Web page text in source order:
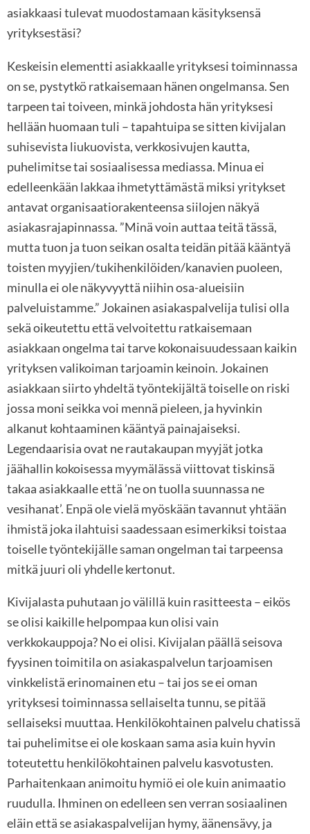
asiakkaasi tulevat muodostamaan käsityksensä
yrityksestäsi?
Keskeisin elementti asiakkaalle yrityksesi toiminnassa
on se, pystytkö ratkaisemaan hänen ongelmansa. Sen
tarpeen tai toiveen, minkä johdosta hän yrityksesi
hellään huomaan tuli – tapahtuipa se sitten kivijalan
suhisevista liukuovista, verkkosivujen kautta,
puhelimitse tai sosiaalisessa mediassa. Minua ei
edelleenkään lakkaa ihmetyttämästä miksi yritykset
antavat organisaatiorakenteensa siilojen näkyä
asiakasrajapinnassa. ”Minä voin auttaa teitä tässä,
mutta tuon ja tuon seikan osalta teidän pitää kääntyä
toisten myyjien/tukihenkilöiden/kanavien puoleen,
minulla ei ole näkyvyyttä niihin osa-alueisiin
palveluistamme.” Jokainen asiakaspalvelija tulisi olla
sekä oikeutettu että velvoitettu ratkaisemaan
asiakkaan ongelma tai tarve kokonaisuudessaan kaikin
yrityksen valikoiman tarjoamin keinoin. Jokainen
asiakkaan siirto yhdeltä työntekijältä toiselle on riski
jossa moni seikka voi mennä pieleen, ja hyvinkin
alkanut kohtaaminen kääntyä painajaiseksi.
Legendaarisia ovat ne rautakaupan myyjät jotka
jäähallin kokoisessa myymälässä viittovat tiskinsä
takaa asiakkaalle että ’ne on tuolla suunnassa ne
vesihanat’. Enpä ole vielä myöskään tavannut yhtään
ihmistä joka ilahtuisi saadessaan esimerkiksi toistaa
toiselle työntekijälle saman ongelman tai tarpeensa
mitkä juuri oli yhdelle kertonut.
Kivijalasta puhutaan jo välillä kuin rasitteesta – eikös
se olisi kaikille helpompaa kun olisi vain
verkkokauppoja? No ei olisi. Kivijalan päällä seisova
fyysinen toimitila on asiakaspalvelun tarjoamisen
vinkkelistä erinomainen etu – tai jos se ei oman
yrityksesi toiminnassa sellaiselta tunnu, se pitää
sellaiseksi muuttaa. Henkilökohtainen palvelu chatissä
tai puhelimitse ei ole koskaan sama asia kuin hyvin
toteutettu henkilökohtainen palvelu kasvotusten.
Parhaitenkaan animoitu hymiö ei ole kuin animaatio
ruudulla. Ihminen on edelleen sen verran sosiaalinen
eläin että se asiakaspalvelijan hymy, äänensävy, ja